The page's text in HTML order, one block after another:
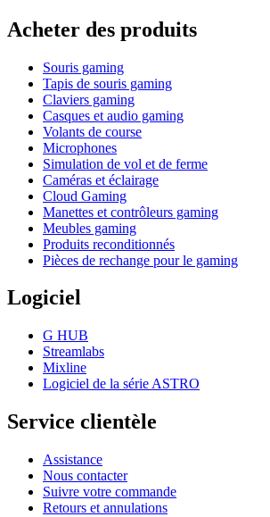
Acheter des produits
Souris gaming
Tapis de souris gaming
Claviers gaming
Casques et audio gaming
Volants de course
Microphones
Simulation de vol et de ferme
Caméras et éclairage
Cloud Gaming
Manettes et contrôleurs gaming
Meubles gaming
Produits reconditionnés
Pièces de rechange pour le gaming
Logiciel
G HUB
Streamlabs
Mixline
Logiciel de la série ASTRO
Service clientèle
Assistance
Nous contacter
Suivre votre commande
Retours et annulations